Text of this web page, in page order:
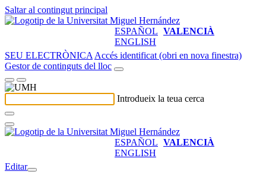
Saltar al contingut principal
ESPAÑOL VALENCIÀ
ENGLISH
SEU ELECTRÒNICA Accés identificat (obri en nova finestra)
Gestor de continguts del lloc
Introdueix la teua cerca
ESPAÑOL VALENCIÀ
ENGLISH
Editar